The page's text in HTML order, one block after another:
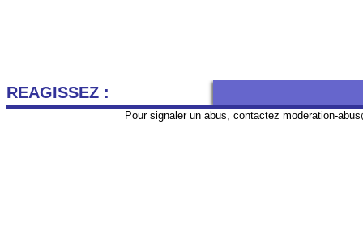
REAGISSEZ :
Pour signaler un abus, contactez moderation-